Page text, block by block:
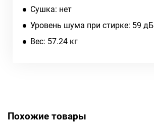
Сушка: нет
Уровень шума при стирке: 59 дБ
Вес: 57.24 кг
Похожие товары